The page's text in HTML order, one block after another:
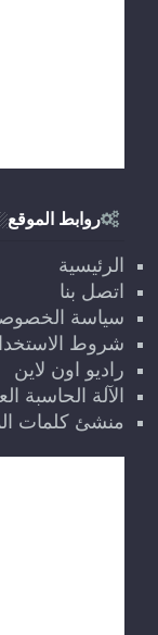
روابط الموقع
الرئيسية
اتصل بنا
سياسة
شروط
راديو اون لاين
الآلة الحاسبة
منشئ كلمات